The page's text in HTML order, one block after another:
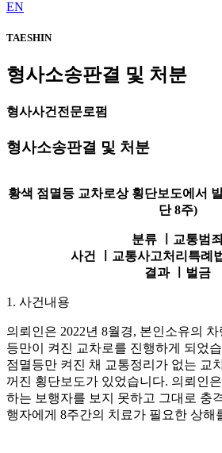
EN
TAESHIN
형사소송판결 및 처분
형사사건전문로펌
형사소송판결 및 처분
황색 점멸등 교차로상 횡단보도에서
단 8주)
분류 ㅣ
교통범죄
사건 ㅣ
교통사고처리특례
결과 ㅣ 벌금
1. 사건내용
의뢰인은 2022년 8월경, 본인소유의
등만이 켜진 교차로를 진행하게 되었
점멸등만 켜진 채 교통정리가 없는 교
꺼진 횡단보도가 있었습니다. 의뢰인
하는 보행자를 보지 못하고 그대로 충
행자에게 8주간의 치료가 필요한 상해